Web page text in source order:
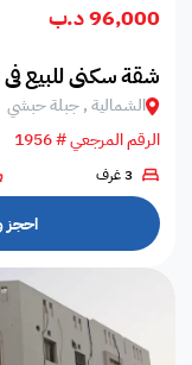
96,000 د.ب
شقة سكني للبيع
الشمالية , جبلة حبشي
الرقم المرجعي # 1956
3 غرف
احجز